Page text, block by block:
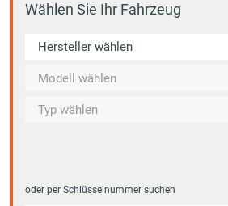
Wählen Sie Ihr Fahrzeug
oder per Schlüsselnummer suchen